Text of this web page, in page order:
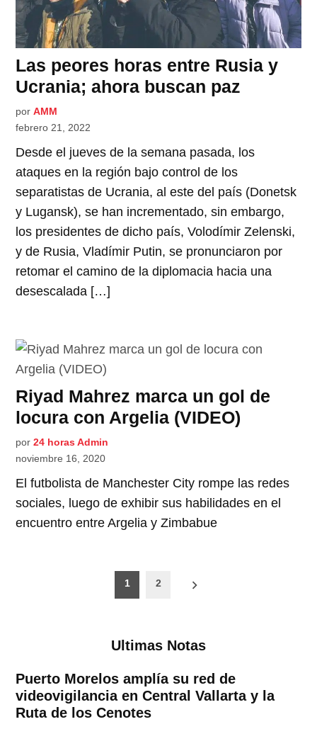
Las peores horas entre Rusia y
Ucrania; ahora buscan paz
por AMM
febrero 21, 2022
Desde el jueves de la semana pasada, los
ataques en la región bajo control de los
separatistas de Ucrania, al este del país (Donetsk
y Lugansk), se han incrementado, sin embargo,
los presidentes de dicho país, Volodímir Zelenski,
y de Rusia, Vladímir Putin, se pronunciaron por
retomar el camino de la diplomacia hacia una
desescalada […]
Riyad Mahrez marca un gol de
locura con Argelia (VIDEO)
por 24 horas Admin
noviembre 16, 2020
El futbolista de Manchester City rompe las redes
sociales, luego de exhibir sus habilidades en el
encuentro entre Argelia y Zimbabue
1 2
Ultimas Notas
Puerto Morelos amplía su red de
videovigilancia en Central Vallarta y la
Ruta de los Cenotes